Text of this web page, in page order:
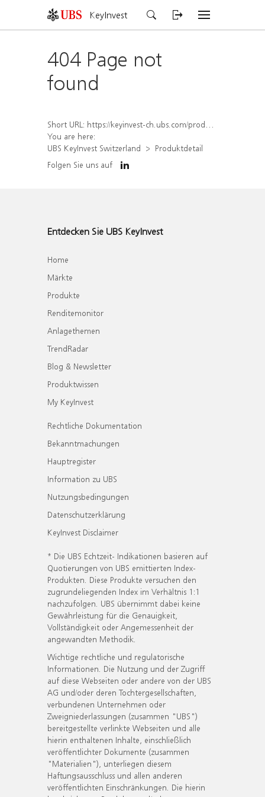
KeyInvest
404 Page not
found
Short URL: https://keyinvest-ch.ubs.com/produkt/detail/index/isin/CH1577994952
You are here:
UBS KeyInvest Switzerland
Produktdetail
Folgen Sie uns auf
Entdecken Sie UBS KeyInvest
Home
Märkte
Produkte
Renditemonitor
Anlagethemen
TrendRadar
Blog & Newsletter
Produktwissen
My KeyInvest
Rechtliche Dokumentation
Bekanntmachungen
Hauptregister
Information zu UBS
Nutzungsbedingungen
Datenschutzerklärung
KeyInvest Disclaimer
* Die UBS Echtzeit- Indikationen basieren auf
Quotierungen von UBS emittierten Index-
Produkten. Diese Produkte versuchen den
zugrundeliegenden Index im Verhältnis 1:1
nachzufolgen. UBS übernimmt dabei keine
Gewährleistung für die Genauigkeit,
Vollständigkeit oder Angemessenheit der
angewandten Methodik.
Wichtige rechtliche und regulatorische
Informationen. Die Nutzung und der Zugriff
auf diese Webseiten oder andere von der UBS
AG und/oder deren Tochtergesellschaften,
verbundenen Unternehmen oder
Zweigniederlassungen (zusammen "UBS")
bereitgestellte verlinkte Webseiten und alle
hierin enthaltenen Inhalte, einschließlich
veröffentlichter Dokumente (zusammen
"Materialien"), unterliegen diesem
Haftungsausschluss und allen anderen
veröffentlichten Einschränkungen. Die hierin